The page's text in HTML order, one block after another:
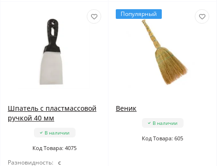
Шпатель с пластмассовой
ручкой 40 мм
В наличии
Код Товара: 4075
Разновидность:
с
Популярный
Веник
В наличии
Код Товара: 605